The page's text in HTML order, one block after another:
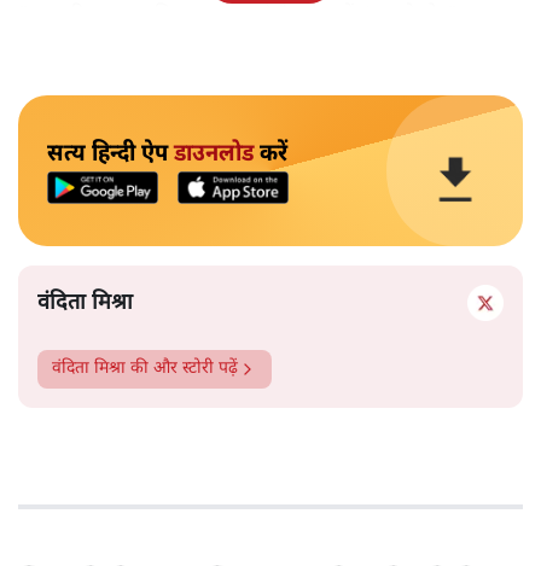
सत्य हिन्दी ऐपडाउनलोडकरें
वंदिता मिश्रा
वंदिता मिश्रा की और स्टोरी पढ़ें